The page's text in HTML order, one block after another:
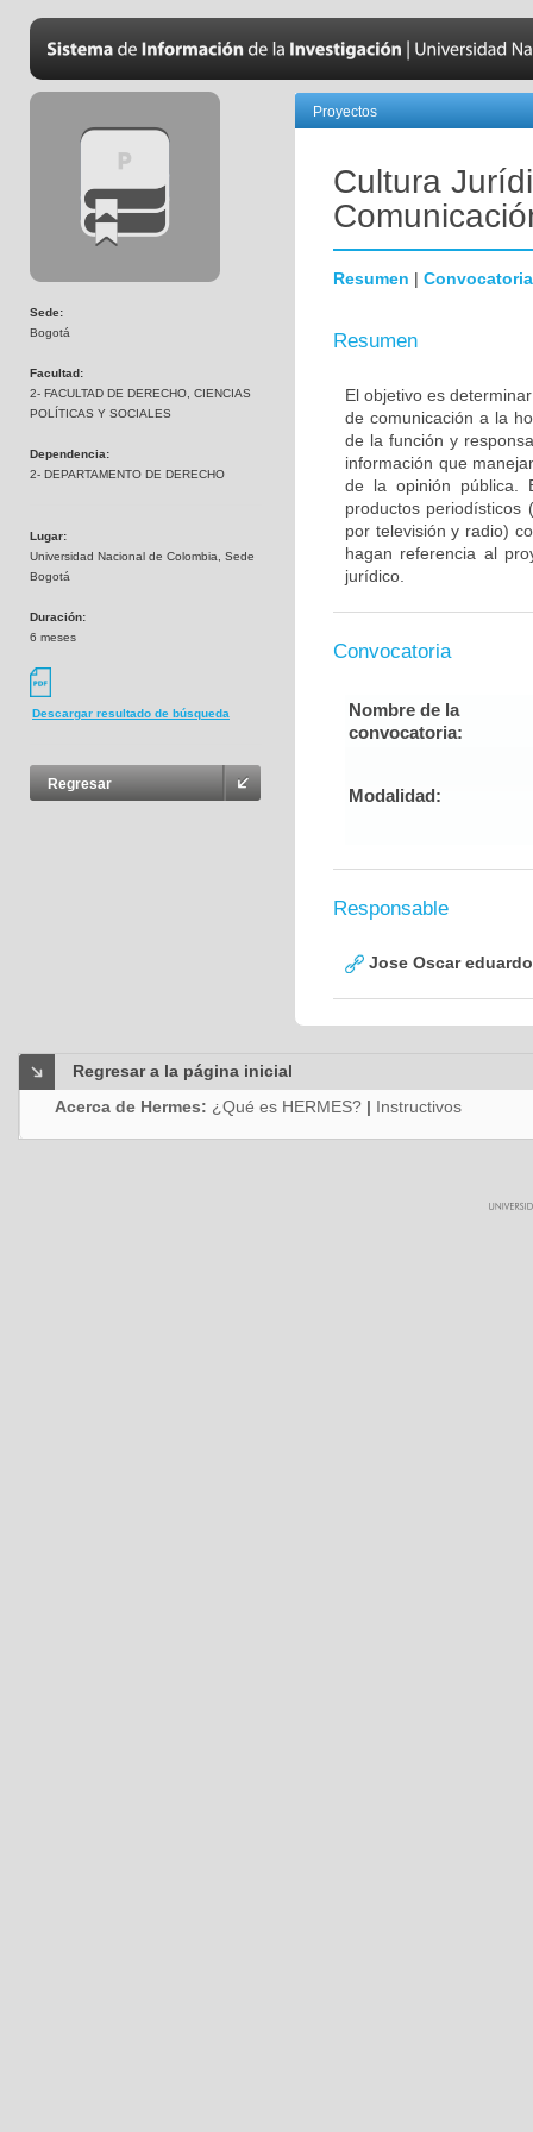
Sede:
Bogotá
Facultad:
2- FACULTAD DE DERECHO, CIENCIAS
POLÍTICAS Y SOCIALES
Dependencia:
2- DEPARTAMENTO DE DERECHO
Lugar:
Universidad Nacional de Colombia, Sede
Bogotá
Duración:
6 meses
Descargar resultado de búsqueda
Regresar
Proyectos
Cultura
Resumen | Convocatoria
Resumen
El objetivo es
de comunicación a la
de la función y
información que
de la opinión pública.
productos periodísticos
por televisión y radio)
hagan referencia al
jurídico.
Convocatoria
Nombre de la
convocatoria:
Modalidad:
Responsable
Jose Oscar
Regresar a la página inicial
Acerca de Hermes: ¿Qué es HERMES? | Instructivos